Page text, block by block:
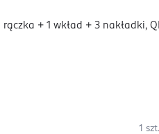
+ 1 wkład + 3 nakładki,
1